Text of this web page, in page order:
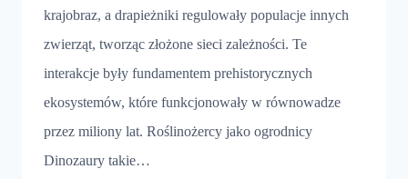
krajobraz, a drapieżniki regulowały populacje innych
zwierząt, tworząc złożone sieci zależności. Te
interakcje były fundamentem prehistorycznych
ekosystemów, które funkcjonowały w równowadze
przez miliony lat. Roślinożercy jako ogrodnicy
Dinozaury takie…